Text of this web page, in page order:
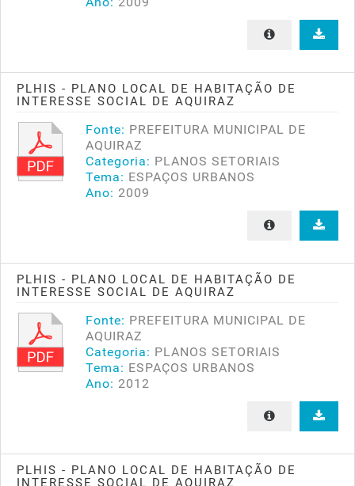
PLHIS - PLANO LOCAL DE HABITAÇÃO DE
INTERESSE SOCIAL DE AQUIRAZ
Fonte: PREFEITURA MUNICIPAL DE
AQUIRAZ
Categoria: PLANOS SETORIAIS
Tema: ESPAÇOS URBANOS
Ano: 2009
PLHIS - PLANO LOCAL DE HABITAÇÃO DE
INTERESSE SOCIAL DE AQUIRAZ
Fonte: PREFEITURA MUNICIPAL DE
AQUIRAZ
Categoria: PLANOS SETORIAIS
Tema: ESPAÇOS URBANOS
Ano: 2012
PLHIS - PLANO LOCAL DE HABITAÇÃO DE
INTERESSE SOCIAL DE AQUIRAZ